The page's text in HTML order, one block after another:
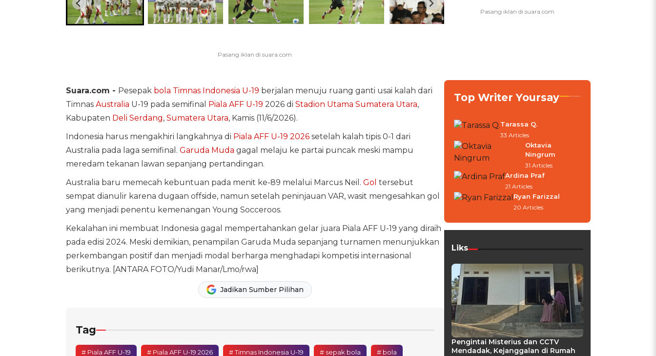
Suara.com - Pesepak bola Timnas Indonesia U-19 berjalan menuju ruang ganti usai kalah dari
Timnas Australia U-19 pada semifinal Piala AFF U-19 2026 di Stadion Utama Sumatera Utara,
Kabupaten Deli Serdang, Sumatera Utara, Kamis (11/6/2026).
Indonesia harus mengakhiri langkahnya di Piala AFF U-19 2026setelah kalah tipis 0-1 dari
Australia pada laga semifinal. Garuda Muda gagal melaju ke partai puncak meski mampu
meredam tekanan lawan sepanjang pertandingan.
Australia baru memecah kebuntuan pada menit ke-89 melalui Marcus Neil. Gol tersebut
sempat dianulir karena dugaan offside, namun setelah peninjauan VAR, wasit mengesahkan gol
yang menjadi penentu kemenangan Young Socceroos.
Kekalahan ini membuat Indonesia gagal mempertahankan gelar juara Piala AFF U-19 yang diraih
pada edisi 2024. Meski demikian, penampilan Garuda Muda sepanjang turnamen menunjukkan
perkembangan positif dan menjadi modal berharga menghadapi kompetisi internasional
berikutnya. [ANTARA FOTO/Yudi Manar/Lmo/rwa]
Jadikan Sumber Pilihan
Tag
# Piala AFF U-19 # Piala AFF U-19 2026 # Timnas Indonesia U-19 # sepak bola # bola
Top Writer Yoursay
Tarassa Q.
33 Articles
Oktavia
Ningrum
31 Articles
Ardina Praf
21 Articles
Ryan Farizzal
20 Articles
Liks
Pengintai Misterius dan CCTV
Mendadak, Kejanggalan di Rumah